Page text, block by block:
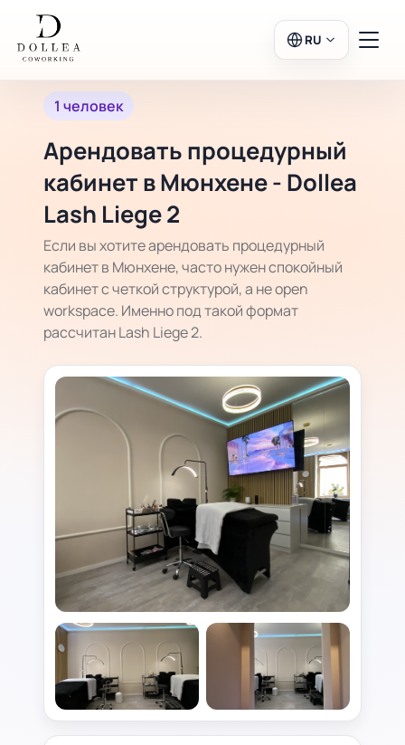
RU
Вход
Рабочие пространства
Календарь
1 человек
Арендовать процедурный
кабинет в Мюнхене - Dollea
Lash Liege 2
Если вы хотите арендовать процедурный
кабинет в Мюнхене, часто нужен спокойный
кабинет с четкой структурой, а не open
workspace. Именно под такой формат
рассчитан Lash Liege 2.